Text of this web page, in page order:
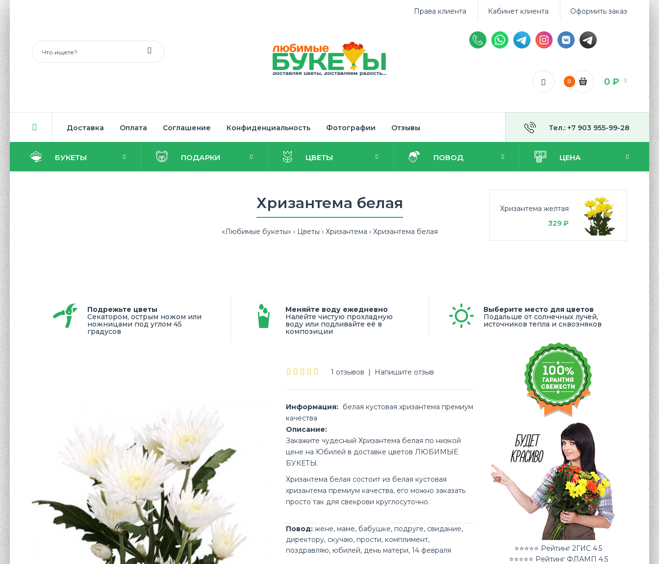
Права клиента Кабинет клиента Оформить заказ
0 0 ₽
Доставка Оплата Соглашение Конфиденциальность Фотографии Отзывы Тел.: +7 903 955-99-28
БУКЕТЫ ПОДАРКИ ЦВЕТЫ ПОВОД ЦЕНА
Хризантема белая
«Любимые букеты» Цветы Хризантема Хризантема белая
Хризантема желтая
329 ₽
Подрежьте цветы
Секатором, острым ножом или
ножницами под углом 45
градусов
Меняйте воду ежедневно
Налейте чистую прохладную
воду или подливайте её в
композиции
Выберите место для цветов
Подальше от солнечных лучей,
источников тепла и сквозняков
1 отзывов | Напишите отзыв
Информация: белая кустовая хризантема премиум
качества
Описание:
Закажите чудесный Хризантема белая по низкой
цене на Юбилей в доставке цветов ЛЮБИМЫЕ
БУКЕТЫ.
Хризантема белая состоит из белая кустовая
хризантема премиум качества, его можно заказать
просто так для свекрови круглосуточно.
Повод: жене, маме, бабушке, подруге, свидание,
директору, скучаю, прости, комплимент,
поздравляю, юбилей, день матери,14 февраля
⭐⭐⭐⭐⭐ Рейтинг 2ГИС 4.5
⭐⭐⭐⭐⭐ Рейтинг ФЛАМП 4.5